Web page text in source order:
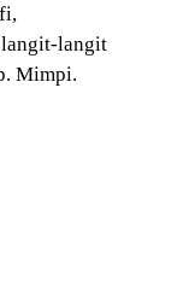
langit-langit
Mimpi.